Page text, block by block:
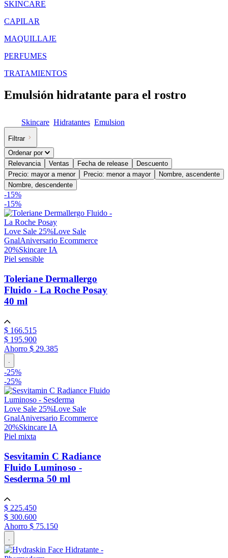
SKINCARE
CAPILAR
MAQUILLAJE
PERFUMES
TRATAMIENTOS
Emulsión hidratante para el rostro
Skincare Hidratantes Emulsion
Filtrar
Ordenar por
Relevancia
Ventas Fecha de release
Descuento
Precio: mayor a menor
Precio: menor a mayor
Nombre, ascendente
Nombre, descendente
-15%
-15%
Love Sale 25%Love Sale
GnalAniversario Ecommerce
20%Skincare IA
Piel sensible
Toleriane Dermallergo
Fluido - La Roche Posay
40 ml
$ 166.515
$ 195.900
Ahorro $ 29.385
.
-25%
-25%
Love Sale 25%Love Sale
GnalAniversario Ecommerce
20%Skincare IA
Piel mixta
Sesvitamin C Radiance
Fluido Luminoso -
Sesderma 50 ml
$ 225.450
$ 300.600
Ahorro $ 75.150
.